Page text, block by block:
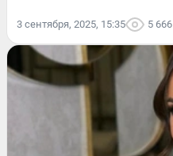
3 сентября, 2025, 15:35 5 666